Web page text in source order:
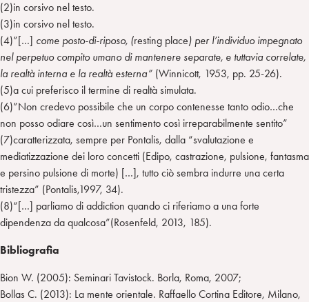
(2)in corsivo nel testo.
(3)in corsivo nel testo.
(4)”[…] come posto-di-riposo, (resting place) per l’individuo impegnato
nel perpetuo compito umano di mantenere separate, e tuttavia correlate,
la realtà interna e la realtà esterna” (Winnicott, 1953, pp. 25-26).
(5)a cui preferisco il termine di realtà simulata.
(6)”Non credevo possibile che un corpo contenesse tanto odio…che
non posso odiare così…un sentimento così irreparabilmente sentito”
(7)caratterizzata, sempre per Pontalis, dalla “svalutazione e
mediatizzazione dei loro concetti (Edipo, castrazione, pulsione, fantasma
e persino pulsione di morte) […], tutto ciò sembra indurre una certa
tristezza” (Pontalis,1997, 34).
(8)“[…] parliamo di addiction quando ci riferiamo a una forte
dipendenza da qualcosa”(Rosenfeld, 2013, 185).
Bibliografia
Bion W. (2005): Seminari Tavistock. Borla, Roma, 2007;
Bollas C. (2013): La mente orientale. Raffaello Cortina Editore, Milano,